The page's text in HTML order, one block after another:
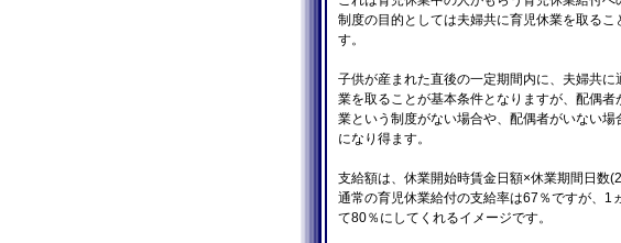
制度の目的としては夫婦共に育児休業を取るこ
す。
子供が産まれた直後の一定期間内に、夫婦共
業を取ることが基本条件となりますが、配偶者
業という制度がない場合や、配偶者がいない場
になり得ます。
支給額は、休業開始時賃金日額×休業期間日数
通常の育児休業給付の支給率は67％ですが、1
て80％にしてくれるイメージです。